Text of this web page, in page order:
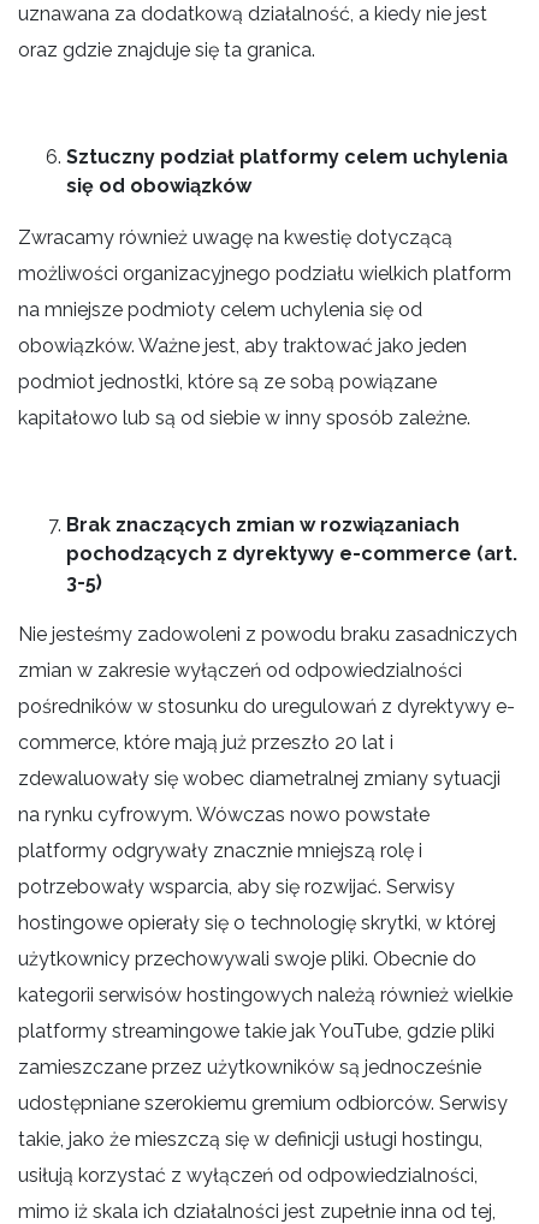
uznawana za dodatkową działalność, a kiedy nie jest
oraz gdzie znajduje się ta granica.
Sztuczny podział platformy celem uchylenia
się od obowiązków
Zwracamy również uwagę na kwestię dotyczącą
możliwości organizacyjnego podziału wielkich platform
na mniejsze podmioty celem uchylenia się od
obowiązków. Ważne jest, aby traktować jako jeden
podmiot jednostki, które są ze sobą powiązane
kapitałowo lub są od siebie w inny sposób zależne.
Brak znaczących zmian w rozwiązaniach
pochodzących z dyrektywy e-commerce (art.
3-5)
Nie jesteśmy zadowoleni z powodu braku zasadniczych
zmian w zakresie wyłączeń od odpowiedzialności
pośredników w stosunku do uregulowań z dyrektywy e-
commerce, które mają już przeszło 20 lat i
zdewaluowały się wobec diametralnej zmiany sytuacji
na rynku cyfrowym. Wówczas nowo powstałe
platformy odgrywały znacznie mniejszą rolę i
potrzebowały wsparcia, aby się rozwijać. Serwisy
hostingowe opierały się o technologię skrytki, w której
użytkownicy przechowywali swoje pliki. Obecnie do
kategorii serwisów hostingowych należą również wielkie
platformy streamingowe takie jak YouTube, gdzie pliki
zamieszczane przez użytkowników są jednocześnie
udostępniane szerokiemu gremium odbiorców. Serwisy
takie, jako że mieszczą się w definicji usługi hostingu,
usiłują korzystać z wyłączeń od odpowiedzialności,
mimo iż skala ich działalności jest zupełnie inna od tej,